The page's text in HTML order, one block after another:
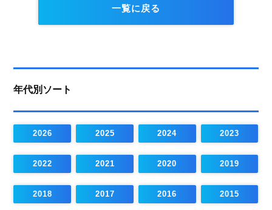
一覧に戻る
年代別ソート
2026 2025 2024 2023
2022 2021 2020 2019
2018 2017 2016 2015